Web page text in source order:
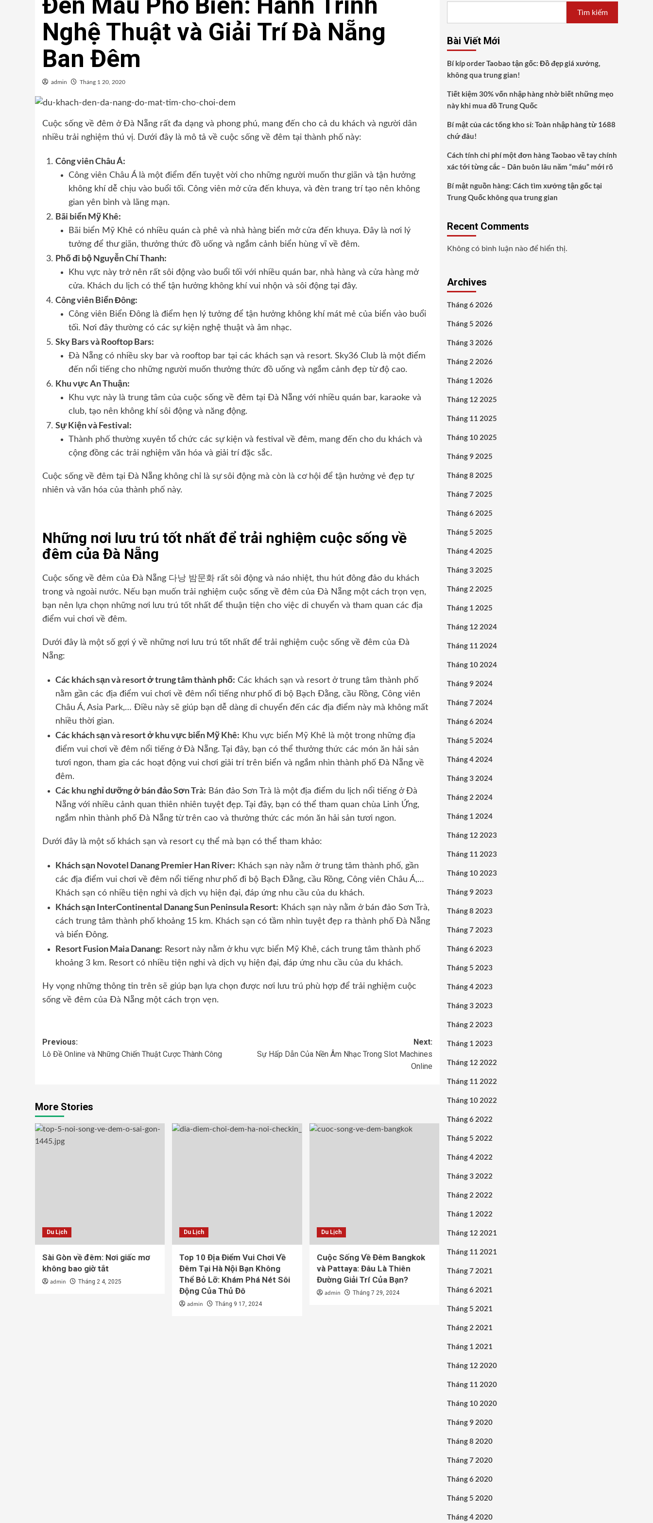
Nghệ Thuật và Giải Trí Đà Nẵng
Ban Đêm
admin Tháng 1 20, 2020
Cuộc sống về đêm ở Đà Nẵng rất đa dạng và phong phú, mang đến cho cả du khách và người dân
nhiều trải nghiệm thú vị. Dưới đây là mô tả về cuộc sống về đêm tại thành phố này:
Công viên Châu Á:
Công viên Châu Á là một điểm đến tuyệt vời cho những người muốn thư giãn và tận hưởng
không khí dễ chịu vào buổi tối. Công viên mở cửa đến khuya, và đèn trang trí tạo nên không
gian yên bình và lãng mạn.
Bãi biển Mỹ Khê:
Bãi biển Mỹ Khê có nhiều quán cà phê và nhà hàng biển mở cửa đến khuya. Đây là nơi lý
tưởng để thư giãn, thưởng thức đồ uống và ngắm cảnh biển hùng vĩ về đêm.
Phố đi bộ Nguyễn Chí Thanh:
Khu vực này trở nên rất sôi động vào buổi tối với nhiều quán bar, nhà hàng và cửa hàng mở
cửa. Khách du lịch có thể tận hưởng không khí vui nhộn và sôi động tại đây.
Công viên Biển Đông:
Công viên Biển Đông là điểm hẹn lý tưởng để tận hưởng không khí mát mẻ của biển vào buổi
tối. Nơi đây thường có các sự kiện nghệ thuật và âm nhạc.
Sky Bars và Rooftop Bars:
Đà Nẵng có nhiều sky bar và rooftop bar tại các khách sạn và resort. Sky36 Club là một điểm
đến nổi tiếng cho những người muốn thưởng thức đồ uống và ngắm cảnh đẹp từ độ cao.
Khu vực An Thuận:
Khu vực này là trung tâm của cuộc sống về đêm tại Đà Nẵng với nhiều quán bar, karaoke và
club, tạo nên không khí sôi động và năng động.
Sự Kiện và Festival:
Thành phố thường xuyên tổ chức các sự kiện và festival về đêm, mang đến cho du khách và
cộng đồng các trải nghiệm văn hóa và giải trí đặc sắc.
Cuộc sống về đêm tại Đà Nẵng không chỉ là sự sôi động mà còn là cơ hội để tận hưởng vẻ đẹp tự
nhiên và văn hóa của thành phố này.
Những nơi lưu trú tốt nhất để trải nghiệm cuộc sống về
đêm của Đà Nẵng
Cuộc sống về đêm của Đà Nẵng 다낭 밤문화 rất sôi động và náo nhiệt, thu hút đông đảo du khách
trong và ngoài nước. Nếu bạn muốn trải nghiệm cuộc sống về đêm của Đà Nẵng một cách trọn vẹn,
bạn nên lựa chọn những nơi lưu trú tốt nhất để thuận tiện cho việc di chuyển và tham quan các địa
điểm vui chơi về đêm.
Dưới đây là một số gợi ý về những nơi lưu trú tốt nhất để trải nghiệm cuộc sống về đêm của Đà
Nẵng:
Các khách sạn và resort ở trung tâm thành phố: Các khách sạn và resort ở trung tâm thành phố
nằm gần các địa điểm vui chơi về đêm nổi tiếng như phố đi bộ Bạch Đằng, cầu Rồng, Công viên
Châu Á, Asia Park,… Điều này sẽ giúp bạn dễ dàng di chuyển đến các địa điểm này mà không mất
nhiều thời gian.
Các khách sạn và resort ở khu vực biển Mỹ Khê: Khu vực biển Mỹ Khê là một trong những địa
điểm vui chơi về đêm nổi tiếng ở Đà Nẵng. Tại đây, bạn có thể thưởng thức các món ăn hải sản
tươi ngon, tham gia các hoạt động vui chơi giải trí trên biển và ngắm nhìn thành phố Đà Nẵng về
đêm.
Các khu nghỉ dưỡng ở bán đảo Sơn Trà: Bán đảo Sơn Trà là một địa điểm du lịch nổi tiếng ở Đà
Nẵng với nhiều cảnh quan thiên nhiên tuyệt đẹp. Tại đây, bạn có thể tham quan chùa Linh Ứng,
ngắm nhìn thành phố Đà Nẵng từ trên cao và thưởng thức các món ăn hải sản tươi ngon.
Dưới đây là một số khách sạn và resort cụ thể mà bạn có thể tham khảo:
Khách sạn Novotel Danang Premier Han River: Khách sạn này nằm ở trung tâm thành phố, gần
các địa điểm vui chơi về đêm nổi tiếng như phố đi bộ Bạch Đằng, cầu Rồng, Công viên Châu Á,…
Khách sạn có nhiều tiện nghi và dịch vụ hiện đại, đáp ứng nhu cầu của du khách.
Khách sạn InterContinental Danang Sun Peninsula Resort: Khách sạn này nằm ở bán đảo Sơn Trà,
cách trung tâm thành phố khoảng 15 km. Khách sạn có tầm nhìn tuyệt đẹp ra thành phố Đà Nẵng
và biển Đông.
Resort Fusion Maia Danang: Resort này nằm ở khu vực biển Mỹ Khê, cách trung tâm thành phố
khoảng 3 km. Resort có nhiều tiện nghi và dịch vụ hiện đại, đáp ứng nhu cầu của du khách.
Hy vọng những thông tin trên sẽ giúp bạn lựa chọn được nơi lưu trú phù hợp để trải nghiệm cuộc
sống về đêm của Đà Nẵng một cách trọn vẹn.
Post
navigation
Previous:
Lô Đề Online và Những Chiến Thuật Cược Thành Công
Next:
Sự Hấp Dẫn Của Nền Âm Nhạc Trong Slot Machines
Online
More Stories
Du Lịch
Sài Gòn về đêm: Nơi giấc mơ
không bao giờ tắt
admin Tháng 2 4, 2025
Du Lịch
Top 10 Địa Điểm Vui Chơi Về
Đêm Tại Hà Nội Bạn Không
Thể Bỏ Lỡ: Khám Phá Nét Sôi
Động Của Thủ Đô
admin Tháng 9 17, 2024
Du Lịch
Cuộc Sống Về Đêm Bangkok
và Pattaya: Đâu Là Thiên
Đường Giải Trí Của Bạn?
admin Tháng 7 29, 2024
Tìm kiếm
Bài Viết Mới
Bí kíp order Taobao tận gốc: Đồ đẹp giá xưởng,
không qua trung gian!
Tiết kiệm 30% vốn nhập hàng nhờ biết những mẹo
này khi mua đồ Trung Quốc
Bí mật của các tổng kho sỉ: Toàn nhập hàng từ 1688
chứ đâu!
Cách tính chi phí một đơn hàng Taobao về tay chính
xác tới từng cắc – Dân buôn lâu năm “máu” mới rõ
Bí mật nguồn hàng: Cách tìm xưởng tận gốc tại
Trung Quốc không qua trung gian
Recent Comments
Không có bình luận nào để hiển thị.
Archives
Tháng 6 2026
Tháng 5 2026
Tháng 3 2026
Tháng 2 2026
Tháng 1 2026
Tháng 12 2025
Tháng 11 2025
Tháng 10 2025
Tháng 9 2025
Tháng 8 2025
Tháng 7 2025
Tháng 6 2025
Tháng 5 2025
Tháng 4 2025
Tháng 3 2025
Tháng 2 2025
Tháng 1 2025
Tháng 12 2024
Tháng 11 2024
Tháng 10 2024
Tháng 9 2024
Tháng 7 2024
Tháng 6 2024
Tháng 5 2024
Tháng 4 2024
Tháng 3 2024
Tháng 2 2024
Tháng 1 2024
Tháng 12 2023
Tháng 11 2023
Tháng 10 2023
Tháng 9 2023
Tháng 8 2023
Tháng 7 2023
Tháng 6 2023
Tháng 5 2023
Tháng 4 2023
Tháng 3 2023
Tháng 2 2023
Tháng 1 2023
Tháng 12 2022
Tháng 11 2022
Tháng 10 2022
Tháng 6 2022
Tháng 5 2022
Tháng 4 2022
Tháng 3 2022
Tháng 2 2022
Tháng 1 2022
Tháng 12 2021
Tháng 11 2021
Tháng 7 2021
Tháng 6 2021
Tháng 5 2021
Tháng 2 2021
Tháng 1 2021
Tháng 12 2020
Tháng 11 2020
Tháng 10 2020
Tháng 9 2020
Tháng 8 2020
Tháng 7 2020
Tháng 6 2020
Tháng 5 2020
Tháng 4 2020